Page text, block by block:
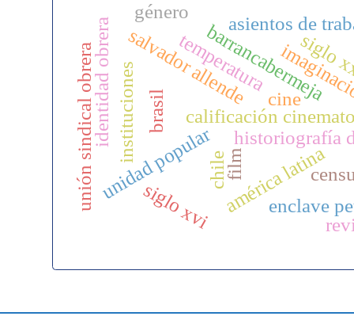
historiografía
américa latina
calificación
cine
film
chile
salvador allende
unidad popular
barrancabermeja
enclave
identidad obrera
unión sindical obrera
asientos de
siglo xvi
siglo
instituciones temperatura
brasil
género